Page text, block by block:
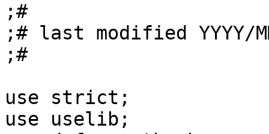
;#
;# last modified YYYY/
;#
use strict;
use uselib;